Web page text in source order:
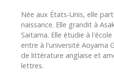
Née aux États-Unis, elle
naissance. Elle grandit à
Saitama. Elle étudie à
entre à l'université Aoyama
de littérature anglaise et
lettres.